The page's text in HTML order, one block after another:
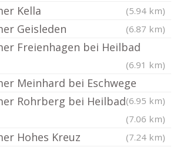
Kella (5.94 km)
Geisleden (6.87 km)
Freienhagen bei Heilbad
(6.91 km)
Meinhard bei Eschwege
(6.95 km)
Rohrberg bei Heilbad
(7.06 km)
Hohes Kreuz (7.24 km)